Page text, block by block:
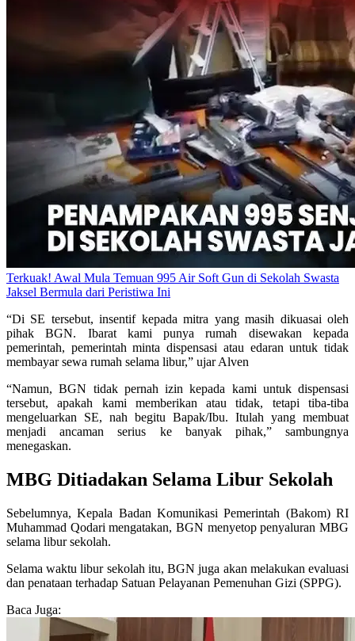
Terkuak! Awal Mula Temuan 995 Air Soft Gun di Sekolah Swasta
Jaksel Bermula dari Peristiwa Ini
“Di SE tersebut, insentif kepada mitra yang masih dikuasai oleh
pihak BGN. Ibarat kami punya rumah disewakan kepada
pemerintah, pemerintah minta dispensasi atau edaran untuk tidak
membayar sewa rumah selama libur,” ujar Alven
“Namun, BGN tidak pernah izin kepada kami untuk dispensasi
tersebut, apakah kami memberikan atau tidak, tetapi tiba-tiba
mengeluarkan SE, nah begitu Bapak/Ibu. Itulah yang membuat
menjadi ancaman serius ke banyak pihak,” sambungnya
menegaskan.
MBG Ditiadakan Selama Libur Sekolah
Sebelumnya, Kepala Badan Komunikasi Pemerintah (Bakom) RI
Muhammad Qodari mengatakan, BGN menyetop penyaluran MBG
selama libur sekolah.
Selama waktu libur sekolah itu, BGN juga akan melakukan evaluasi
dan penataan terhadap Satuan Pelayanan Pemenuhan Gizi (SPPG).
Baca Juga: